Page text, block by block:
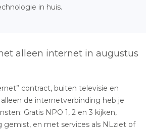
in huis.
alleen internet in augustus
contract, buiten televisie en
de internetverbinding heb je
Gratis NPO 1, 2 en 3 kijken,
gemist, en met services als NLziet of